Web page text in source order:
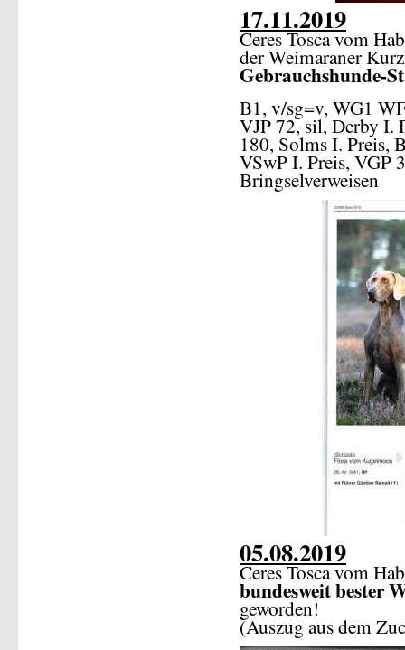
17.11.2019
Ceres Tosca vom
der Weimaraner
Gebrauchshunde-
B1, v/sg=v, WG1
VJP 72, sil, Derby I.
180, Solms I. Preis,
VSwP I. Preis, VGP
Bringselverweisen
05.08.2019
Ceres Tosca vom
bundesweit bester
geworden!
(Auszug aus dem